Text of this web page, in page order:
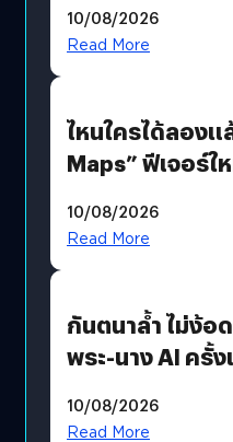
แทน
10/08/2026
Read More
ไหนใครได้ลองแ
Maps” ฟีเจอร์ใ
คุยกับแผนที่ได้แล้
10/08/2026
Read More
กันตนาล้ำ ไม่ง้อ
พระ-นาง AI ครั้
10/08/2026
Read More